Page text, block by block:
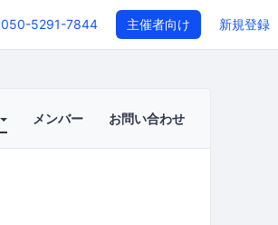
050-5291-7844 主催者向け 新規登録
メンバー お問い合わせ